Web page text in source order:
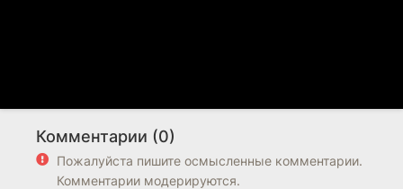
Комментарии (0)
Пожалуйста пишите осмысленные комментарии.
Комментарии модерируются.